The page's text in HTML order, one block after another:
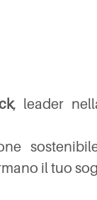
, leader
il tuo